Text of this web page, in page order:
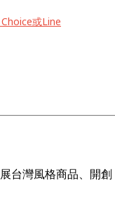
或Line
台灣風格商品、開創